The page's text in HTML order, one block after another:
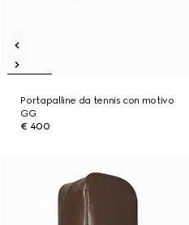
Portapalline da tennis con motivo
GG
€ 400